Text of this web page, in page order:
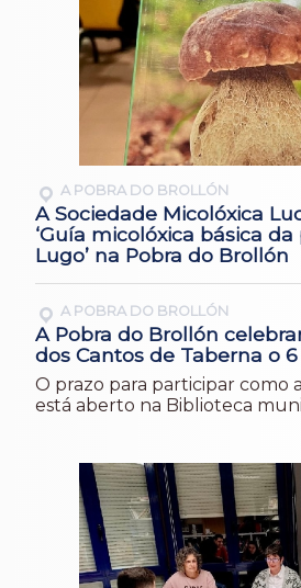
A POBRA DO BROLLÓN
A Sociedade Micolóxica
‘Guía micolóxica básica
Lugo’ na Pobra do Brollón
A POBRA DO BROLLÓN
A Pobra do Brollón
dos Cantos de Taberna o
O prazo para participar como
está aberto na Biblioteca